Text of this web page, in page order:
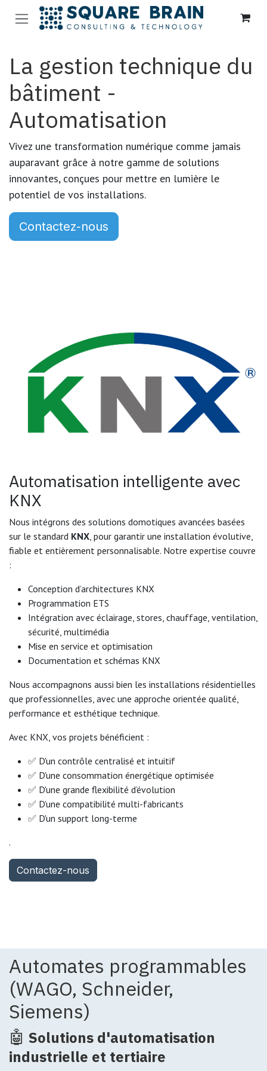
Se rendre au contenu
La gestion technique du
bâtiment -
Automatisation
Vivez une transformation numérique comme jamais
auparavant grâce à notre gamme de solutions
innovantes, conçues pour mettre en lumière le
potentiel de vos installations.
Contactez-nous
Automatisation intelligente avec
KNX
Nous intégrons des solutions domotiques avancées basées
sur le standard KNX, pour garantir une installation évolutive,
fiable et entièrement personnalisable. Notre expertise couvre
:
Conception d’architectures KNX
Programmation ETS
Intégration avec éclairage, stores, chauffage, ventilation,
sécurité, multimédia
Mise en service et optimisation
Documentation et schémas KNX
Nous accompagnons aussi bien les installations résidentielles
que professionnelles, avec une approche orientée qualité,
performance et esthétique technique.
Avec KNX, vos projets bénéficient :
✅ D'un contrôle centralisé et intuitif
✅ D'une consommation énergétique optimisée
✅ D'une grande flexibilité d’évolution
✅ D’une compatibilité multi-fabricants
✅ D'un support long-terme
.
Contactez-nous
Automates programmables
(WAGO, Schneider,
Siemens)
🤖 Solutions d'automatisation
industrielle et tertiaire